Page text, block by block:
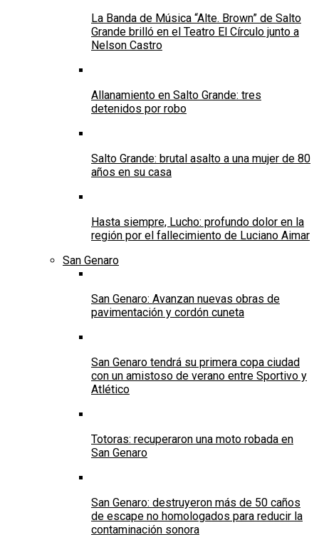
La Banda de Música “Alte. Brown” de Salto
Grande brilló en el Teatro El Círculo junto a
Nelson Castro
Allanamiento en Salto Grande: tres
detenidos por robo
Salto Grande: brutal asalto a una mujer de 80
años en su casa
Hasta siempre, Lucho: profundo dolor en la
región por el fallecimiento de Luciano Aimar
San Genaro
San Genaro: Avanzan nuevas obras de
pavimentación y cordón cuneta
San Genaro tendrá su primera copa ciudad
con un amistoso de verano entre Sportivo y
Atlético
Totoras: recuperaron una moto robada en
San Genaro
San Genaro: destruyeron más de 50 caños
de escape no homologados para reducir la
contaminación sonora